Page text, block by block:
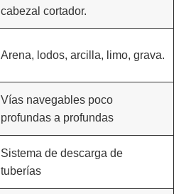
cabezal cortador.
Arena, lodos, arcilla, limo, grava.
Vías navegables poco
profundas a profundas
Sistema de descarga de
tuberías